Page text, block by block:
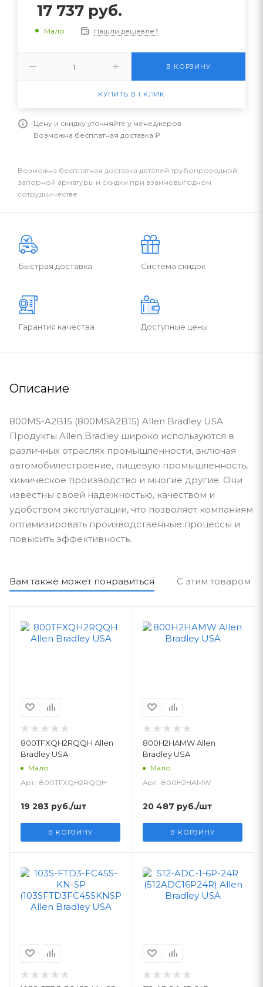
17 737 руб.
Мало Нашли дешевле?
В КОРЗИНУ
КУПИТЬ В 1 КЛИК
Цену и скидку уточняйте у менеджеров
Возможна бесплатная доставка ₽
Возможна бесплатная доставка деталей трубопроводной,
запорной арматуры и скидки при взаимовыгодном
сотрудничестве
Быстрая доставка Система скидок
Гарантия качества Доступные цены
Описание
800MS-A2B15 (800MSA2B15) Allen Bradley USA
Продукты Allen Bradley широко используются в
различных отраслях промышленности, включая
автомобилестроение, пищевую промышленность,
химическое производство и многие другие. Они
известны своей надежностью, качеством и
удобством эксплуатации, что позволяет компаниям
оптимизировать производственные процессы и
повысить эффективность.
Вам также может понравиться С этим товаром
800TFXQH2RQQH Allen
Bradley USA
Мало
Арт.: 800TFXQH2RQQH
19 283 руб./шт
В КОРЗИНУ
800H2HAMW Allen
Bradley USA
Мало
Арт.: 800H2HAMW
20 487 руб./шт
В КОРЗИНУ